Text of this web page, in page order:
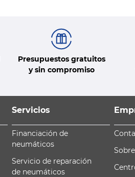
Presupuestos gratuitos
y sin compromiso
Servicios
Financiación de
neumáticos
Servicio de reparación
de neumáticos